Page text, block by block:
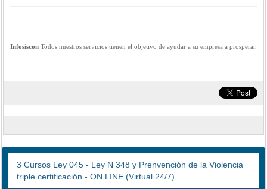
Infosiscon Todos nuestros servicios tienen el objetivo de ayudar a su empresa a prosperar.
3 Cursos Ley 045 - Ley N 348 y Prenvención de la Violencia
triple certificación - ON LINE (Virtual 24/7)